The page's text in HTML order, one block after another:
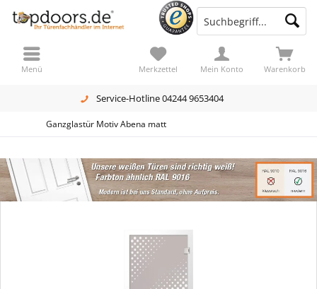
Service-Hotline 04244 9653404
Warenkorb
Merkzettel Mein Konto
Menü
Ganzglastür Motiv Abena matt